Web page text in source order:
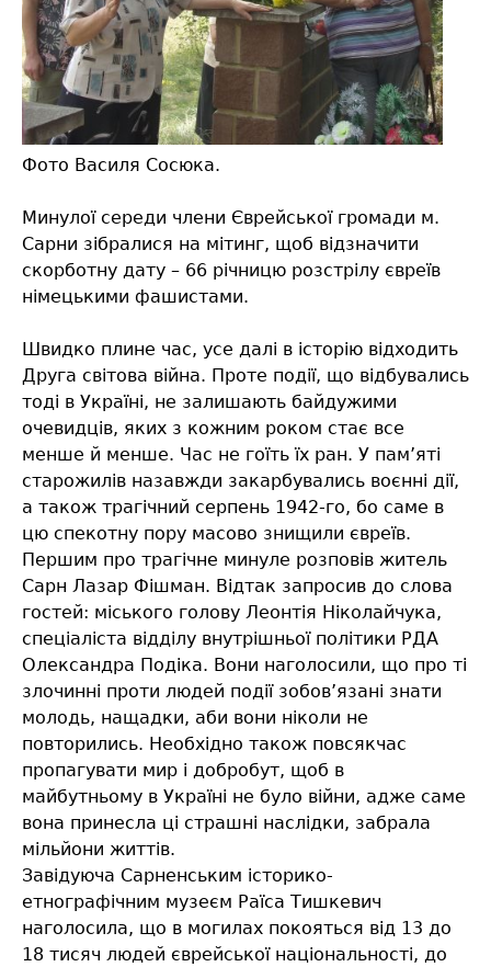
Фото Василя Сосюка.
Минулої середи члени Єврейської громади м.
Сарни зібралися на мітинг, щоб відзначити
скорботну дату – 66 річницю розстрілу євреїв
німецькими фашистами.
Швидко плине час, усе далі в історію відходить
Друга світова війна. Проте події, що відбувались
тоді в Україні, не залишають байдужими
очевидців, яких з кожним роком стає все
менше й менше. Час не гоїть їх ран. У пам’яті
старожилів назавжди закарбувались воєнні дії,
а також трагічний серпень 1942-го, бо саме в
цю спекотну пору масово знищили євреїв.
Першим про трагічне минуле розповів житель
Сарн Лазар Фішман. Відтак запросив до слова
гостей: міського голову Леонтія Ніколайчука,
спеціаліста відділу внутрішньої політики РДА
Олександра Подіка. Вони наголосили, що про ті
злочинні проти людей події зобов’язані знати
молодь, нащадки, аби вони ніколи не
повторились. Необхідно також повсякчас
пропагувати мир і добробут, щоб в
майбутньому в Україні не було війни, адже саме
вона принесла ці страшні наслідки, забрала
мільйони життів.
Завідуюча Сарненським історико-
етнографічним музеєм Раїса Тишкевич
наголосила, що в могилах покояться від 13 до
18 тисяч людей єврейської національності, до